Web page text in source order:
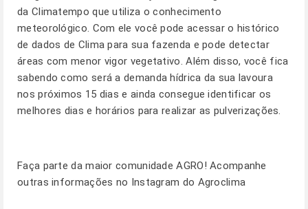
da Climatempo que utiliza o conhecimento
meteorológico. Com ele você pode acessar o histórico
de dados de Clima para sua fazenda e pode detectar
áreas com menor vigor vegetativo. Além disso, você fica
sabendo como será a demanda hídrica da sua lavoura
nos próximos 15 dias e ainda consegue identificar os
melhores dias e horários para realizar as pulverizações.
Faça parte da maior comunidade AGRO! Acompanhe
outras informações no Instagram do Agroclima